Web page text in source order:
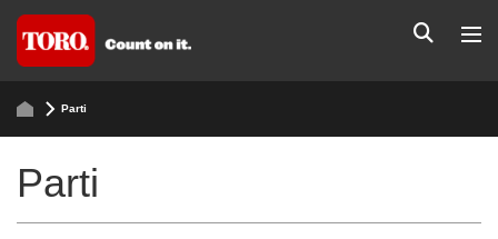
Parti
Parti